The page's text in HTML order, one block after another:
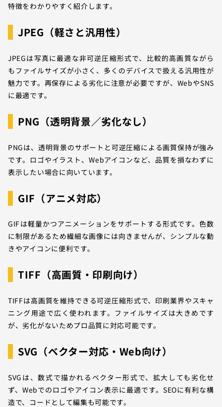
特徴をわかりやすく紹介します。
JPEG（軽さと汎用性）
JPEGは写真に最適な非可逆圧縮形式で、比較的高画質ながら
もファイルサイズが小さく、多くのデバイスで扱える汎用性が
魅力です。再保存による劣化に注意が必要ですが、WebやSNS
に最適です。
PNG（透明背景／劣化なし）
PNGは、透明背景のサポートと可逆圧縮による画質保持が強み
です。ロゴやイラスト、Webアイコンなど、品質を損なわずに
表示したい場合に向いています。
GIF（アニメ対応）
GIFは軽量かつアニメーションをサポートする形式です。色数
に制限があるため繊細な画像には向きませんが、シンプルな動
きやアイコンに便利です。
TIFF（高画質・印刷向け）
TIFFは高画質を維持できる可逆圧縮形式で、印刷業界やスキャ
ニング用途で広く使われます。ファイルサイズは大きめです
が、劣化がないためプロ品質に対応可能です。
SVG（ベクター対応・Web向け）
SVGは、数式で描かれるベクター形式で、拡大しても劣化せ
ず、Webでのロゴやアイコン表示に最適です。SEOに有利な構
造で、コードとして編集も可能です。